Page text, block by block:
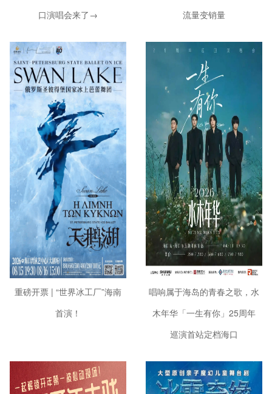
口演唱会来了→
流量变销量
重磅开票 | “世界冰工厂”海南
首演！
唱响属于海岛的青春之歌，水
木年华「一生有你」25周年
巡演首站定档海口